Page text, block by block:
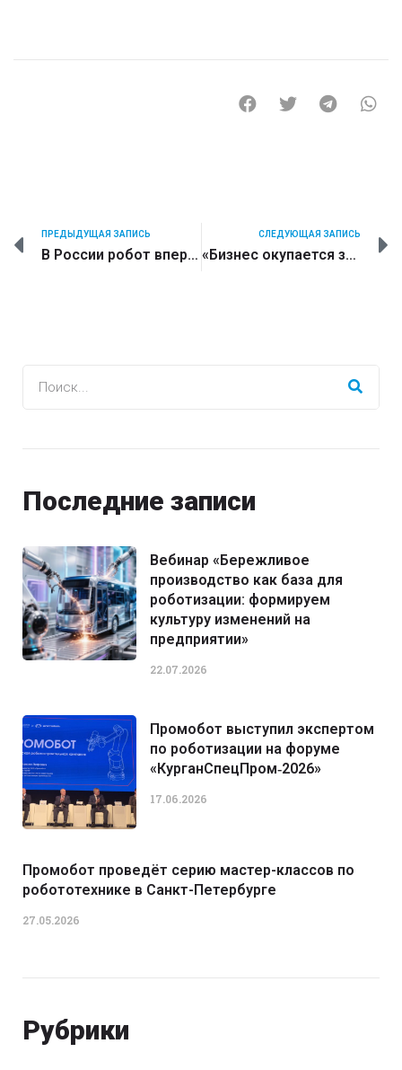
ПРЕДЫДУЩАЯ ЗАПИСЬ
В России робот впервые начал заселять туристов в отель
СЛЕДУЮЩАЯ ЗАПИСЬ
«Бизнес окупается за год». Как предприниматель зарабатывает на аренде промоботов
Последние записи
Вебинар «Бережливое
производство как база для
роботизации: формируем
культуру изменений на
предприятии»
22.07.2026
Промобот выступил экспертом
по роботизации на форуме
«КурганСпецПром‑2026»
17.06.2026
Промобот проведёт серию мастер-классов по
робототехнике в Санкт-Петербурге
27.05.2026
Рубрики